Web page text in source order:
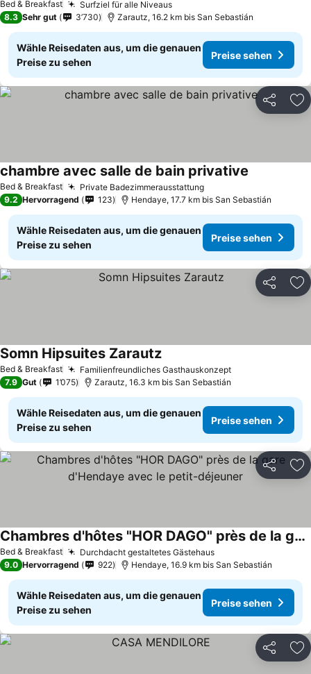
Bed & Breakfast Surfziel für alle NiveausPreise sehen
8.3 Sehr gut 3’730 Zarautz, 16.2 km bis San Sebastián
Wähle Reisedaten aus, um die genauen
Preise zu sehen
Preise sehen
Teilen
Bed & Breakfast Private BadezimmerausstattungPreise sehen
chambre avec salle de bain privative
9.2 Hervorragend 123 Hendaye, 17.7 km bis San Sebastián
Wähle Reisedaten aus, um die genauen
Preise zu sehen
Preise sehen
Teilen
Bed & Breakfast Familienfreundliches GasthauskonzeptPreise sehen
Somn Hipsuites ZarautzPreise sehen
7.9 Gut 1’075 Zarautz, 16.3 km bis San Sebastián
Wähle Reisedaten aus, um die genauen
Preise zu sehen
Preise sehen
Teilen
Bed & Breakfast Durchdacht gestaltetes GästehausPreise sehen
Chambres d'hôtes "HOR DAGO" près de la gare d'Hendaye avec le petit-déjeuner
Preise sehen
9.0 Hervorragend 922 Hendaye, 16.9 km bis San Sebastián
Wähle Reisedaten aus, um die genauen
Preise zu sehen
Preise sehen
Teilen